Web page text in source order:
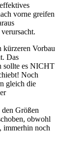
vorne greifen
kürzeren Vorbau
Das
sollte es NICHT
Noch
gleich die
Größen
obwohl
immerhin noch